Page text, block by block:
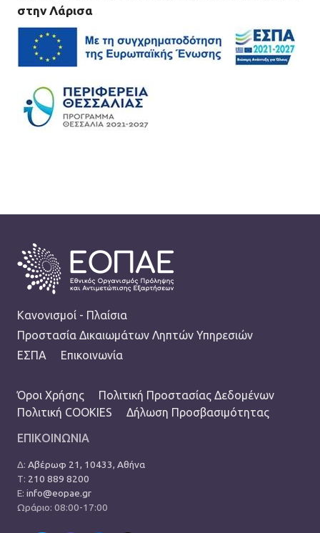
στην Λάρισα
FOOTER
Κανονισμοί - Πλαίσια
Προστασία Δικαιωμάτων Ληπτών Υπηρεσιών
ΕΣΠΑ
Επικοινωνία
TERMS MENU
Όροι Χρήσης
Πολιτική Προστασίας Δεδομένων
Πολιτική COOKIES
Δήλωση Προσβασιμότητας
ΕΠΙΚΟΙΝΩΝΙΑ
Δ: Αβέρωφ 21, 10433, Αθήνα
Τ: 210 889 8200
Ε: info@eopae.gr
Ωράριο: 08:00-17:00